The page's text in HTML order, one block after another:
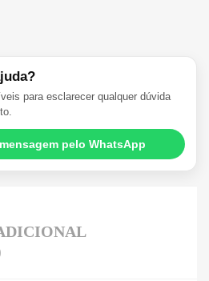
para esclarecer qualquer dúvida
pelo WhatsApp